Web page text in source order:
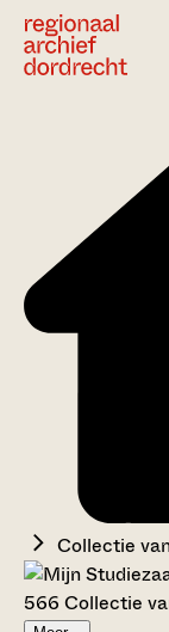
Collectie
566 Collectie